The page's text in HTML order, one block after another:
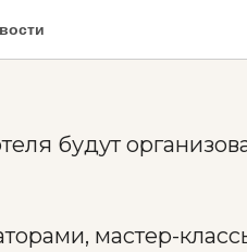
будут
мастер-